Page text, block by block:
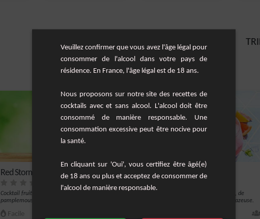
Red Storm
Cocktail fruité à base de vodka, crème de
pamplemousse, jus de fraise et nectar de
Facile
Pamp My Fizz
Cocktail rafraîchissant à base de gin, de
pamplemousse, de citron et d'eau gazeuse.
Veuillez confirmer que vous avez l'âge légal pour
consommer de l'alcool dans votre pays de
résidence. En France, l'âge légal est de 18 ans.
Nous proposons sur notre site des recettes de
cocktails avec et sans alcool. L'alcool doit être
consommé de manière responsable. Une
consommation excessive peut être nocive pour
la santé.
En cliquant sur 'Oui', vous certifiez être âgé(e)
de 18 ans ou plus et acceptez de consommer de
l'alcool de manière responsable.